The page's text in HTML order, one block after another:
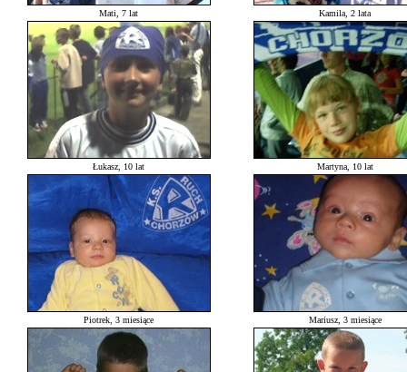
Mati, 7 lat Kamila, 2 lata
Łukasz, 10 lat Martyna, 10 lat
Piotrek, 3 miesiące Mariusz, 3 miesiące